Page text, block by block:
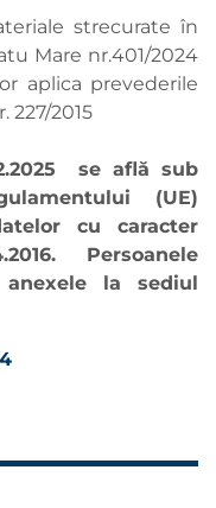
strecurate în
Mare nr.401/2024
aplica prevederile
227/2015
se află sub
(UE)
cu caracter
Persoanele
la sediul